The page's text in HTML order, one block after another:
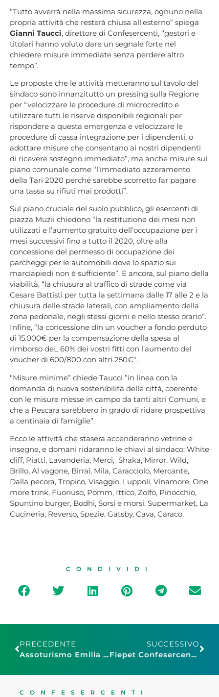
“Tutto avverrà nella massima sicurezza, ognuno nella
propria attività che resterà chiusa all’esterno” spiega
Gianni Taucci, direttore di Confesercenti, “gestori e
titolari hanno voluto dare un segnale forte nel
chiedere misure immediate senza perdere altro
tempo”.
Le proposte che le attività metteranno sul tavolo del
sindaco sono innanzitutto un pressing sulla Regione
per “velocizzare le procedure di microcredito e
utilizzare tutti le riserve disponibili regionali per
rispondere a questa emergenza e velocizzare le
procedure di cassa integrazione per i dipendenti, o
adottare misure che consentano ai nostri dipendenti
di ricevere sostegno immediato”, ma anche misure sul
piano comunale come “l’immediato azzeramento
della Tari 2020 perché sarebbe scorretto far pagare
una tassa su rifiuti mai prodotti”.
Sul piano cruciale del suolo pubblico, gli esercenti di
piazza Muzii chiedono “la restituzione dei mesi non
utilizzati e l’aumento gratuito dell’occupazione per i
mesi successivi fino a tutto il 2020, oltre alla
concessione del permesso di occupazione dei
parcheggi per le automobili dove lo spazio sui
marciapiedi non è sufficiente”. E ancora, sul piano della
viabilità, “la chiusura al traffico di strade come via
Cesare Battisti per tutta la settimana dalle 17 alle 2 e la
chiusura delle strade laterali, con ampliamento della
zona pedonale, negli stessi giorni e nello stesso orario”.
Infine, “la concessione din un voucher a fondo perduto
di 15.000€ per la compensazione della spesa al
rimborso deL 60% dei vostri fitti con l’aumento del
voucher di 600/800 con altri 250€“.
“Misure minime” chiede Taucci ”in linea con la
domanda di nuova sostenibilità delle città, coerente
con le misure messe in campo da tanti altri Comuni, e
che a Pescara sarebbero in grado di ridare prospettiva
a centinaia di famiglie”.
Ecco le attività che stasera accenderanno vetrine e
insegne, e domani ridaranno le chiavi al sindaco: White
cliff, Piatti, Lavanderia, Merci, Shaka, Mirror, Wild,
Brillo, Al vagone, Birrai, Mila, Caracciolo, Mercante,
Dalla pecora, Tropico, Visaggio, Luppoli, Vinamore, One
more trink, Fuoriuso, Pomm, Ittico, Zolfo, Pinocchio,
Spuntino burger, Bodhi, Sorsi e morsi, Supermarket, La
Cucineria, Reverso, Spezie, Gatsby, Cava, Caraco.
CONDIVIDI
PRECEDENTE
Assoturismo Emilia Romagna: bene volontà del Presidente Bonaccini di riaprire il turismo
SUCCESSIVO
Fiepet Confesercenti Siena: “Ossigeno per la ristorazione, oppure entro breve in città non si mangia“
CONFESERCENTI